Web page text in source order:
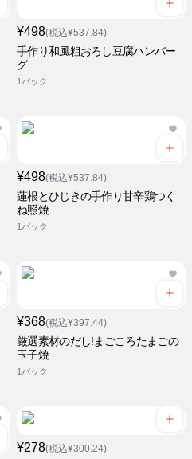
¥498(税込¥537.84)
手作り和風粗おろし豆腐ハンバー
グ
1パック
¥498(税込¥537.84)
蓮根とひじきの手作り甘辛鶏つく
ね照焼
1パック
¥368(税込¥397.44)
厳選素材のだし!まごころたまごの
玉子焼
1パック
¥278(税込¥300.24)